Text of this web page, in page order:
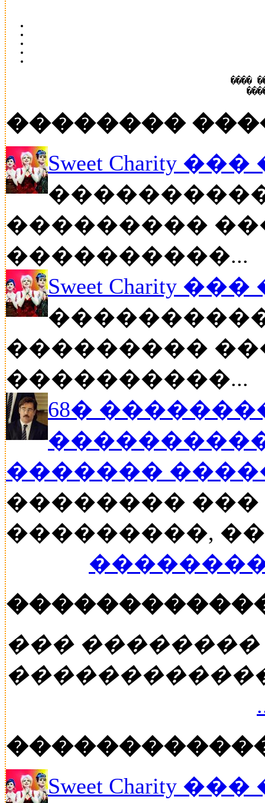
����
��������
Sweet Charity
���������
����������...
Sweet Charity
���������
����������...
68�
�������
��������
���������,
���
Sweet Charity